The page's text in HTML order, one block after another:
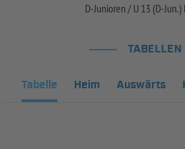
D-Junioren / U 13 (D-Jun.)
TABELLEN
Tabelle Heim Auswärts